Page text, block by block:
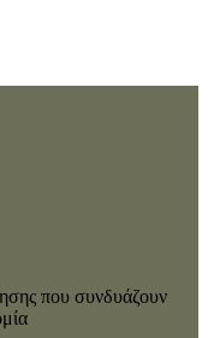
που συνδυάζουν